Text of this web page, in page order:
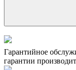
Гарантийное
гарантии